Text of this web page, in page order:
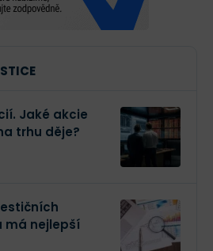
Jaké akcie
trhu děje?
má nejlepší